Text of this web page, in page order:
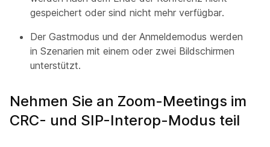
gespeichert oder sind nicht mehr verfügbar.
Der Gastmodus und der Anmeldemodus werden
in Szenarien mit einem oder zwei Bildschirmen
unterstützt.
Nehmen Sie an Zoom-Meetings im
CRC- und SIP-Interop-Modus teil